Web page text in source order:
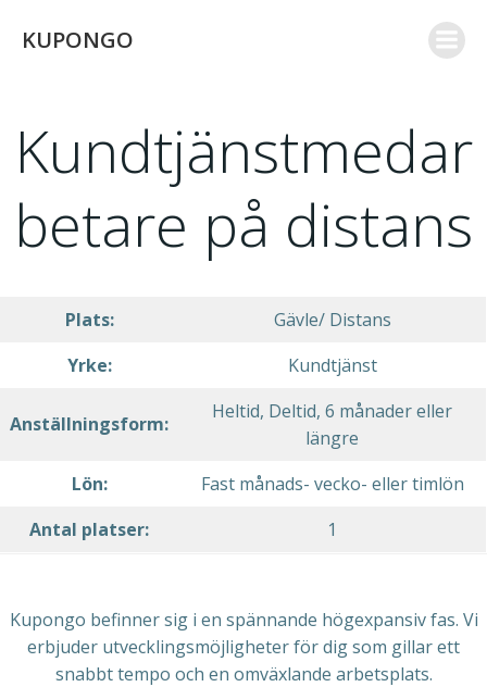
KUPONGO
Kundtjänstmedar
betare på distans
Plats:
Gävle/ Distans
Yrke:
Kundtjänst
Anställningsform:
Heltid, Deltid, 6 månader eller
längre
Lön:
Fast månads- vecko- eller timlön
Antal platser:
1
Kupongo befinner sig i en spännande högexpansiv fas. Vi
erbjuder utvecklingsmöjligheter för dig som gillar ett
snabbt tempo och en omväxlande arbetsplats.